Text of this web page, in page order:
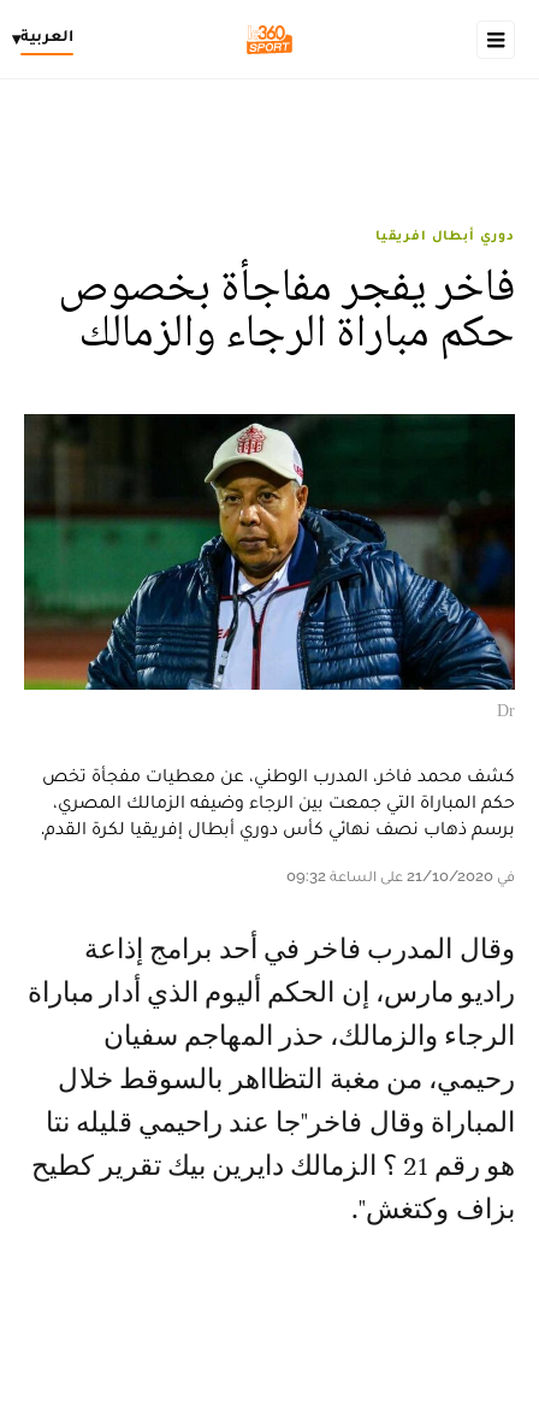
العربية▾
دوري أبطال افريقيا
فاخر يفجر مفاجأة بخصوص
حكم مباراة الرجاء والزمالك
Dr
كشف محمد فاخر، المدرب الوطني، عن معطيات مفجأة تخص
حكم المباراة التي جمعت بين الرجاء وضيفه الزمالك المصري،
برسم ذهاب نصف نهائي كأس دوري أبطال إفريقيا لكرة القدم.
في 21/10/2020 على الساعة 09:32
وقال المدرب فاخر في أحد برامج إذاعة
راديو مارس، إن الحكم أليوم الذي أدار مباراة
الرجاء والزمالك، حذر المهاجم سفيان
رحيمي، من مغبة التظااهر بالسوقط خلال
المباراة وقال فاخر"جا عند راحيمي قليله نتا
هو رقم 21 ؟ الزمالك دايرين بيك تقرير كطيح
بزاف وكتغش".